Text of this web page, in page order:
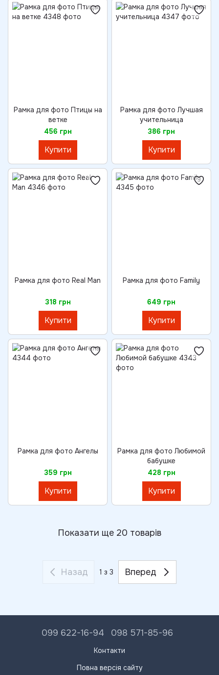
Рамка для фото Птицы на
ветке
456 грн
Купити
Рамка для фото Лучшая
учительница
386 грн
Купити
Рамка для фото Real Man
318 грн
Купити
Рамка для фото Family
649 грн
Купити
Рамка для фото Ангелы
359 грн
Купити
Рамка для фото Любимой
бабушке
428 грн
Купити
Показати ще 20 товарів
Назад 1 з 3 Вперед
099 622-16-94 098 571-85-96
Контакти
Повна версія сайту